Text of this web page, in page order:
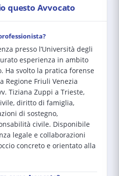
questo Avvocato
presso l’Università degli
esperienza in ambito
Ha svolto la pratica forense
Regione Friuli Venezia
Tiziana Zuppi a Trieste,
diritto di famiglia,
di sostegno,
civile. Disponibile
legale e collaborazioni
concreto e orientato alla